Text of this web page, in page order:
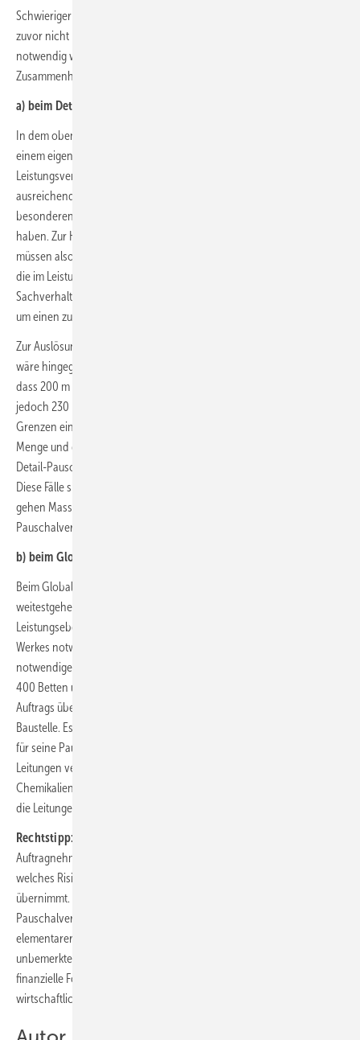
Schwieriger und interessanter sind die Fälle zu bewerten, in denen
zuvor nicht kalkulierte Bauleistungen aus technischen Gründen
notwendig werden, die mit den bereits beauftragten Leistungen in
Zusammenhang stehen.
a) beim Detail-Pauschalpreisvertrag
In dem oben genannten Beispiel sollte das Krankenhaus auch mit
einem eigenen Labor ausgestattet werden. Vorstellbar ist, dass im
Leistungsverzeichnis für das Labor Leitungen in normaler Qualität und
ausreichender Menge vorgesehen waren, diese jedoch aufgrund der
besonderen Anforderungen des Labors keine ausreichende Qualität
haben. Zur Herstellung eines funktionierenden Leitungssystems
müssen also hochwertigere Leitungen verlegt werden als diejenigen,
die im Leistungsverzeichnis ausgeschrieben waren. Dieser
Sachverhalt wäre im Detail-Pauschalvertrag grundsätzlich geeignet,
um einen zusätzlichen Vergütungsanspruch auszulösen.
Zur Auslösung eines zusätzlichen Vergütungsanspruch nicht geeignet
wäre hingegen der Fall, in der aus der Ausschreibung hervorgeht,
dass 200 m einer bestimmten Leitung zu verlegen sind, schlussendlich
jedoch 230 m benötigt werden. Massenänderungen sind nur in den
Grenzen einer eklatanten Abweichung von der ausgeschriebenen
Menge und der tatsächlich benötigten Menge geeignet, bei einem
Detail-Pauschalvertrag eine gesonderte Vergütung zu verlangen.
Diese Fälle sind jedoch auf Extremfälle beschränkt. Grundsätzlich
gehen Massenmehrungen zulasten des Auftragnehmers eines Detail-
Pauschalvertrages.
b) beim Global-Pauschalvertrag
Beim Global-Pauschalvertrag liegt das Vergütungsrisiko
weitestgehend aufseiten des Auftragnehmers. Er verspricht auf der
Leistungsebene nämlich alle Leistungen, die zur Herstellung eines
Werkes notwendig sind, wie im Beispiel die Ausführung der
notwendigen Sanitärarbeiten zur Errichtung eines Krankenhauses mit
400 Betten und einem Labor. Der Auftragnehmer eines solchen
Auftrags übernimmt das Risiko unvorhergesehener Umstände auf der
Baustelle. Es hilft ihm nicht, dass er durchschnittlich teure Leitungen
für seine Pauschale kalkuliert hat und er letztlich sehr hochwertige
Leitungen verbauen muss, weil das Labor mit hochätzenden
Chemikalien arbeitet. Er würde wohl keine zusätzliche Vergütung für
die Leitungen im oben genannten Beispiel der Laborräume erhalten.
Rechtstipp:
Auftragnehmer fachlichen Rat einholen, um abschätzen zu können,
welches Risiko er mit dem Abschluss eines Pauschalvertrages
übernimmt. Die sichere Unterscheidung zwischen einem Global-
Pauschalvertrag und einem Detail-Pauschalvertrag ist von
elementarer Bedeutung für die Kalkulation eines Bauvorhabens. Der
unbemerkte Abschluss eines Global-Vertrages kann gravierende
finanzielle Folgen für den Auftragnehmer haben und diesen in ernste
wirtschaftliche Probleme bringen.